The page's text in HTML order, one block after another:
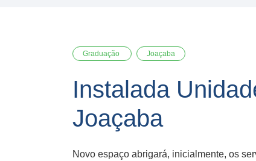
Graduação Joaçaba
Instalada
Joaçaba
Novo espaço abrigará, inicialmente, os